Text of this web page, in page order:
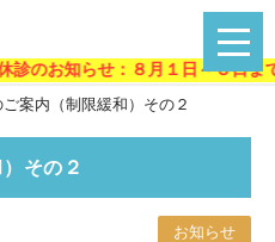
のお知らせ：８月１日～３日まで
案内（制限緩和）その２
その２
お知らせ